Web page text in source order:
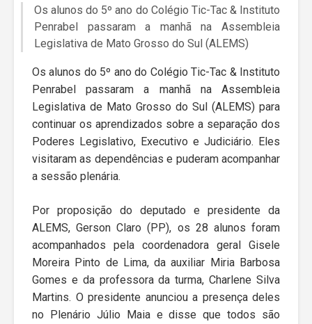
Os alunos do 5º ano do Colégio Tic-Tac & Instituto
Penrabel passaram a manhã na Assembleia
Legislativa de Mato Grosso do Sul (ALEMS)
Os alunos do 5º ano do Colégio Tic-Tac & Instituto
Penrabel passaram a manhã na Assembleia
Legislativa de Mato Grosso do Sul (ALEMS) para
continuar os aprendizados sobre a separação dos
Poderes Legislativo, Executivo e Judiciário. Eles
visitaram as dependências e puderam acompanhar
a sessão plenária.
Por proposição do deputado e presidente da
ALEMS, Gerson Claro (PP), os 28 alunos foram
acompanhados pela coordenadora geral Gisele
Moreira Pinto de Lima, da auxiliar Miria Barbosa
Gomes e da professora da turma, Charlene Silva
Martins. O presidente anunciou a presença deles
no Plenário Júlio Maia e disse que todos são